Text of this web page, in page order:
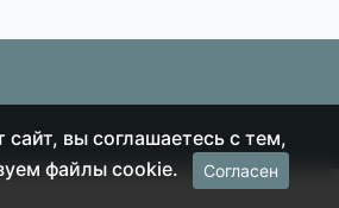
сайт, вы соглашаетесь с тем,
файлы cookie.
Согласен